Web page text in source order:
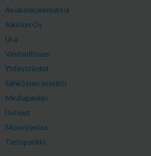
Asiakaskokemuksia
Aikolon Oy
Ura
Vastuullisuus
Yhteystiedot
Sähköinen asiointi
Mediapankki
Uutiset
Muovitietoa
Tietopankki